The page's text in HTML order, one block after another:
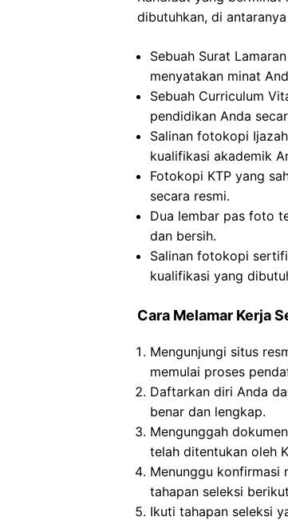
dibutuhkan, di
Sebuah Surat
menyatakan minat
Sebuah Curriculum
pendidikan Anda
Salinan fotokopi
kualifikasi akademik
Fotokopi KTP yang
secara resmi.
Dua lembar pas foto
dan bersih.
Salinan fotokopi
kualifikasi yang
Cara Melamar Kerja
Mengunjungi situs
memulai proses
Daftarkan diri Anda
benar dan lengkap.
Mengunggah
telah ditentukan oleh
Menunggu konfirmasi
tahapan seleksi
Ikuti tahapan seleksi